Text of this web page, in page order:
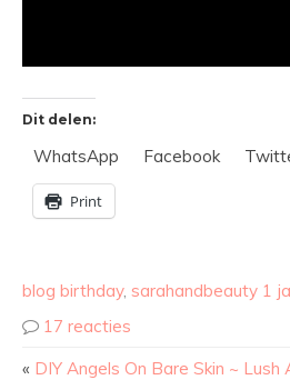
Dit delen:
WhatsApp Facebook
Print
blog birthday, sarahandbeauty 1
17 reacties
« DIY Angels On Bare Skin ~ Lush